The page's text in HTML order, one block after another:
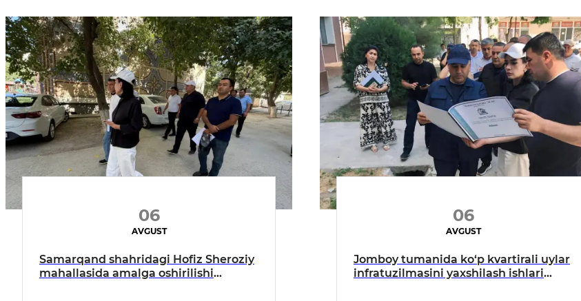
06
AVGUST
Samarqand shahridagi Hofiz Sheroziy
mahallasida amalga oshirilishi
06
AVGUST
Jomboy tumanida ko‘p kvartirali uylar
infratuzilmasini yaxshilash ishlari